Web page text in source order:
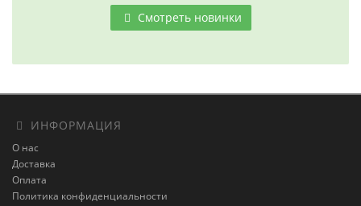
Смотреть новинки
ИНФОРМАЦИЯ
О нас
Доставка
Оплата
Политика конфиденциальности